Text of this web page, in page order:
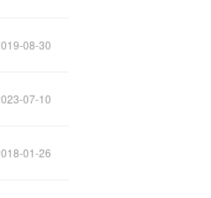
08-30
07-10
01-26